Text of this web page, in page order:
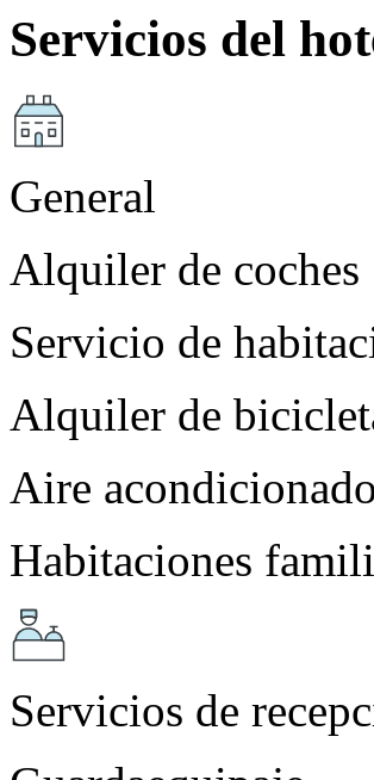
Servicios del
General
Alquiler de coches
Servicio de
Alquiler de
Aire acondicionado
Habitaciones
Servicios de